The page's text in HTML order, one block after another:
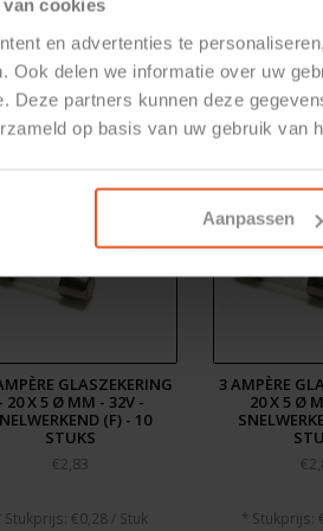
cookies
en advertenties te
Ook delen we informatie over uw
Deze partners kunnen deze
op basis van uw gebruik van
Aanpassen
producten
GLASZEKERING
- 20 X 5 Ø MM - 32V -
(F) - 10
STUKS
€2,83
Stukprijs: €0,28 / Stuk
3 AMPÈRE
20 X 5 Ø
* Stukprijs: